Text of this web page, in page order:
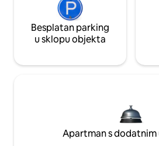
Besplatan parking
u sklopu objekta
Apartman s dodatnim